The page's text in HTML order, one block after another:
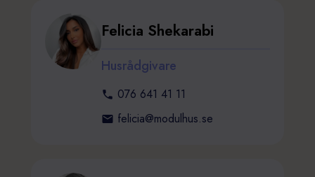
Felicia Shekarabi
Husrådgivare
076 641 41 11
felicia@modulhus.se